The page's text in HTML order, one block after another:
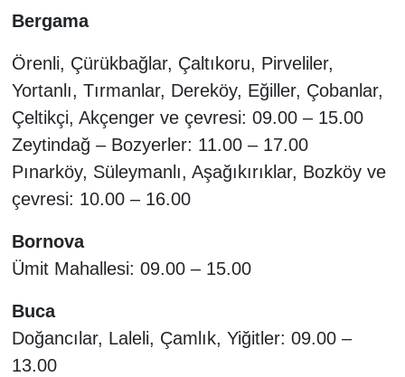
Bergama
Örenli, Çürükbağlar, Çaltıkoru, Pirveliler,
Yortanlı, Tırmanlar, Dereköy, Eğiller, Çobanlar,
Çeltikçi, Akçenger ve çevresi: 09.00 – 15.00
Zeytindağ – Bozyerler: 11.00 – 17.00
Pınarköy, Süleymanlı, Aşağıkırıklar, Bozköy ve
çevresi: 10.00 – 16.00
Bornova
Ümit Mahallesi: 09.00 – 15.00
Buca
Doğancılar, Laleli, Çamlık, Yiğitler: 09.00 –
13.00